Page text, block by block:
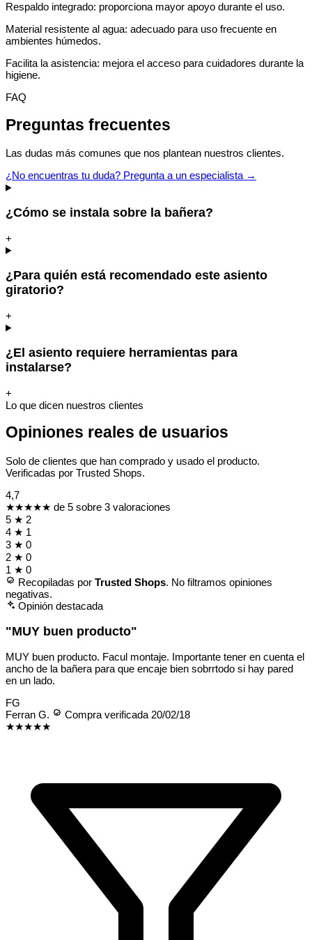
Respaldo integrado: proporciona mayor apoyo durante el uso.
Material resistente al agua: adecuado para uso frecuente en
ambientes húmedos.
Facilita la asistencia: mejora el acceso para cuidadores durante la
higiene.
FAQ
Preguntas frecuentes
Las dudas más comunes que nos plantean nuestros clientes.
¿No encuentras tu duda? Pregunta a un especialista →
¿Cómo se instala sobre la bañera?
+
¿Para quién está recomendado este asiento
giratorio?
+
¿El asiento requiere herramientas para
instalarse?
+
Lo que dicen nuestros clientes
Opiniones reales de usuarios
Solo de clientes que han comprado y usado el producto.
Verificadas por Trusted Shops.
4,7
★★★★★ de 5 sobre 3 valoraciones
5 ★ 2
4 ★ 1
3 ★ 0
2 ★ 0
1 ★ 0
Recopiladas por Trusted Shops. No filtramos opiniones
negativas.
Opinión destacada
"MUY buen producto"
MUY buen producto. Facul montaje. Importante tener en cuenta el
ancho de la bañera para que encaje bien sobrrtodo si hay pared
en un lado.
FG
Ferran G.
Compra verificada 20/02/18
★★★★★